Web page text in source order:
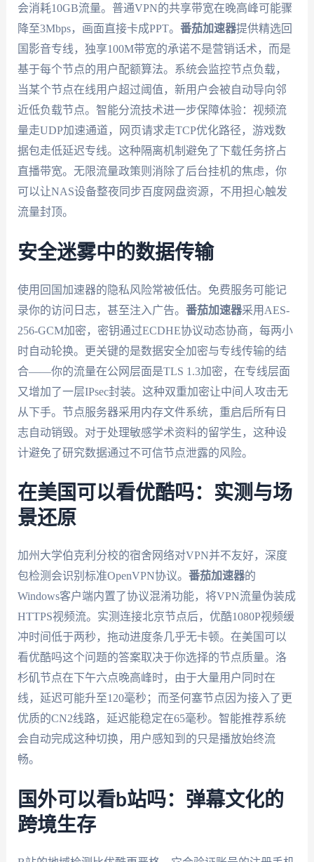
会消耗10GB流量。普通VPN的共享带宽在晚高峰可能骤
降至3Mbps，画面直接卡成PPT。 番茄加速器提供精选回
国影音专线，独享100M带宽的承诺不是营销话术，而是
基于每个节点的用户配额算法。系统会监控节点负载，
当某个节点在线用户超过阈值，新用户会被自动导向邻
近低负载节点。智能分流技术进一步保障体验：视频流
量走UDP加速通道，网页请求走TCP优化路径，游戏数
据包走低延迟专线。这种隔离机制避免了下载任务挤占
直播带宽。无限流量政策则消除了后台挂机的焦虑，你
可以让NAS设备整夜同步百度网盘资源，不用担心触发
流量封顶。
安全迷雾中的数据传输
使用回国加速器的隐私风险常被低估。免费服务可能记
录你的访问日志，甚至注入广告。 番茄加速器采用AES-
256-GCM加密，密钥通过ECDHE协议动态协商，每两小
时自动轮换。更关键的是数据安全加密与专线传输的结
合——你的流量在公网层面是TLS 1.3加密，在专线层面
又增加了一层IPsec封装。这种双重加密让中间人攻击无
从下手。节点服务器采用内存文件系统，重启后所有日
志自动销毁。对于处理敏感学术资料的留学生，这种设
计避免了研究数据通过不可信节点泄露的风险。
在美国可以看优酷吗：实测与场
景还原
加州大学伯克利分校的宿舍网络对VPN并不友好，深度
包检测会识别标准OpenVPN协议。 番茄加速器的
Windows客户端内置了协议混淆功能，将VPN流量伪装成
HTTPS视频流。实测连接北京节点后，优酷1080P视频缓
冲时间低于两秒，拖动进度条几乎无卡顿。在美国可以
看优酷吗这个问题的答案取决于你选择的节点质量。洛
杉矶节点在下午六点晚高峰时，由于大量用户同时在
线，延迟可能升至120毫秒；而圣何塞节点因为接入了更
优质的CN2线路，延迟能稳定在65毫秒。智能推荐系统
会自动完成这种切换，用户感知到的只是播放始终流
畅。
国外可以看b站吗：弹幕文化的
跨境生存